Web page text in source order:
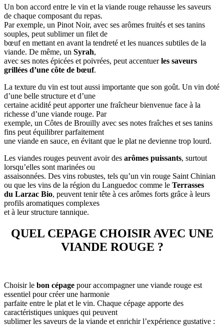
Un bon accord entre le vin et la viande rouge rehausse les saveurs
de chaque composant du repas.
Par exemple, un Pinot Noir, avec ses arômes fruités et ses tanins
souples, peut sublimer un filet de
bœuf en mettant en avant la tendreté et les nuances subtiles de la
viande. De même, un Syrah,
avec ses notes épicées et poivrées, peut accentuerles saveurs
grillées d’une côte de bœuf.
La texture du vin est tout aussi importante que son goût. Un vin doté
d’une belle structure et d’une
certaine acidité peut apporter une fraîcheur bienvenue face à la
richesse d’une viande rouge. Par
exemple, un Côtes de Brouilly avec ses notes fraîches et ses tanins
fins peut équilibrer parfaitement
une viande en sauce, en évitant que le plat ne devienne trop lourd.
Les viandes rouges peuvent avoir des arômes puissants, surtout
lorsqu’elles sont marinées ou
assaisonnées. Des vins robustes, tels qu’un vin rouge Saint Chinian
ou que les vins de la région du Languedoc comme le Terrasses
du Larzac Bio, peuvent tenir tête à ces arômes forts grâce à leurs
profils aromatiques complexes
et à leur structure tannique.
QUEL CEPAGE CHOISIR AVEC UNE
VIANDE ROUGE ?
Choisir le bon cépage pour accompagner une viande rouge est
essentiel pour créer une harmonie
parfaite entre le plat et le vin. Chaque cépage apporte des
caractéristiques uniques qui peuvent
sublimer les saveurs de la viande et enrichir l’expérience gustative :